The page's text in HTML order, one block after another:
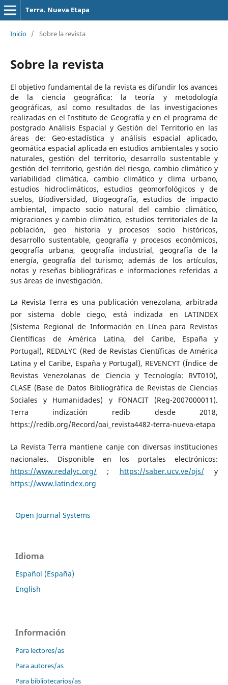
Terra. Nueva Etapa
Inicio / Sobre la revista
Sobre la revista
El objetivo fundamental de la revista es difundir los avances
de la ciencia geográfica: la teoría y metodología
geográficas, así como resultados de las investigaciones
realizadas en el Instituto de Geografía y en el programa de
postgrado Análisis Espacial y Gestión del Territorio en las
áreas de: Geo-estadística y análisis espacial aplicado,
geomática espacial aplicada en estudios ambientales y socio
naturales, gestión del territorio, desarrollo sustentable y
gestión del territorio, gestión del riesgo, cambio climático y
variabilidad climática, cambio climático y clima urbano,
estudios hidroclimáticos, estudios geomorfológicos y de
suelos, Biodiversidad, Biogeografía, estudios de impacto
ambiental, impacto socio natural del cambio climático,
migraciones y cambio climático, estudios territoriales de la
población, geo historia y procesos socio históricos,
desarrollo sustentable, geografía y procesos económicos,
geografía urbana, geografía industrial, geografía de la
energía, geografía del turismo; además de los artículos,
notas y reseñas bibliográficas e informaciones referidas a
sus áreas de investigación.
La Revista Terra es una publicación venezolana, arbitrada
por sistema doble ciego, está indizada en LATINDEX
(Sistema Regional de Información en Línea para Revistas
Científicas de América Latina, del Caribe, España y
Portugal), REDALYC (Red de Revistas Científicas de América
Latina y el Caribe, España y Portugal), REVENCYT (Índice de
Revistas Venezolanas de Ciencia y Tecnología: RVT010),
CLASE (Base de Datos Bibliográfica de Revistas de Ciencias
Sociales y Humanidades) y FONACIT (Reg-2007000011).
Terra indización redib desde 2018,
https://redib.org/Record/oai_revista4482-terra-nueva-etapa
La Revista Terra mantiene canje con diversas instituciones
nacionales. Disponible en los portales electrónicos:
https://www.redalyc.org/; https://saber.ucv.ve/ojs/y
https://www.latindex.org
Open Journal Systems
Idioma
Español (España)
English
Información
Para lectores/as
Para autores/as
Para bibliotecarios/as